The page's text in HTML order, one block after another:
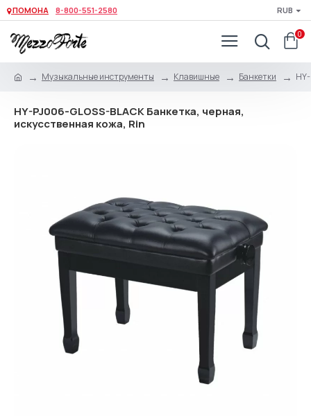
ПОМОНА 8-800-551-2580 RUB
0
Музыкальные инструменты Клавишные Банкетки
HY-PJ006-GLOSS-BLACK Банкетка, черная,
искусственная кожа, Rin